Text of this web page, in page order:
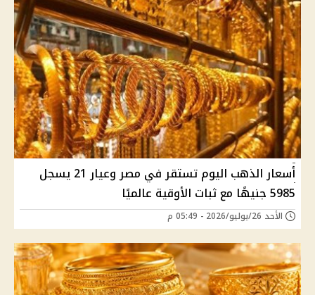
أسعار الذهب اليوم تستقر في مصر وعيار 21 يسجل
5985 جنيهًا مع ثبات الأوقية عالميًا
الأحد 26/يوليو/2026 - 05:49 م